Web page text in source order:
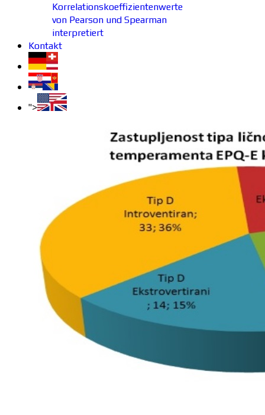
Korrelationskoeffizientenwerte
von Pearson und Spearman
interpretiert
Kontakt
">